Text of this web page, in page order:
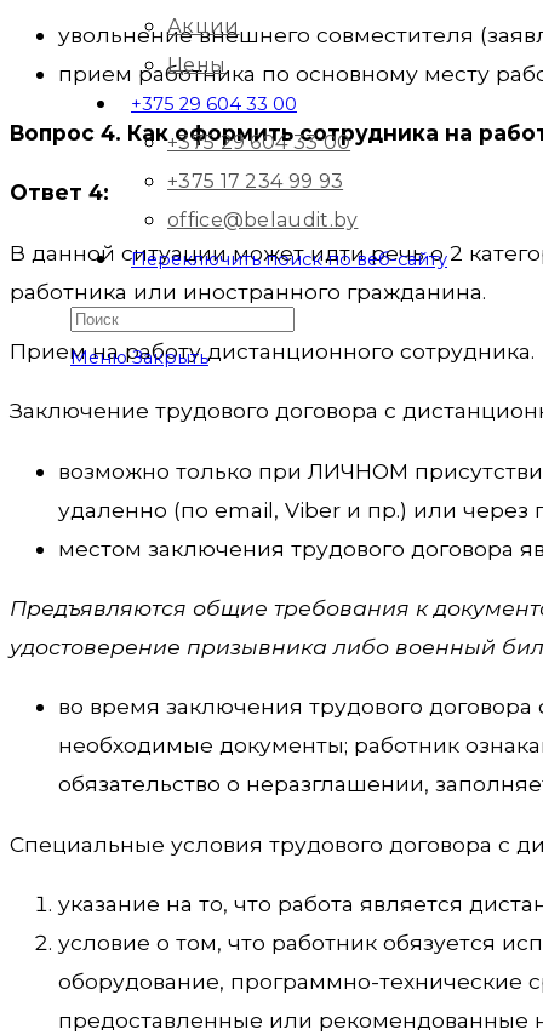
Акции
Цены
+375 29 604 33 00
+375 29 604 33 00
+375 17 234 99 93
office@belaudit.by
Переключить поиск по веб-сайту
Меню Закрыть
увольнение внешнего совместителя
прием работника по основному месту
Вопрос 4. Как оформить сотрудника на
Ответ 4:
В данной ситуации может идти речь о 2
работника или иностранного гражданина.
Прием на работу дистанционного сотрудника.
Заключение трудового договора с
возможно только при ЛИЧНОМ
удаленно (по email, Viber и пр.) или через
местом заключения трудового договора
Предъявляются общие требования к
удостоверение призывника либо военный
во время заключения трудового
необходимые документы; работник
обязательство о неразглашении,
Специальные условия трудового договора с
указание на то, что работа является
условие о том, что работник обязуется
оборудование, программно-технические
предоставленные или рекомендованные